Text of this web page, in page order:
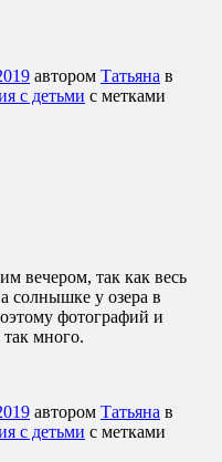
автором Татьяна в
с детьми с метками
вечером, так как весь
солнышке у озера в
фотографий и
много.
автором Татьяна в
с детьми с метками